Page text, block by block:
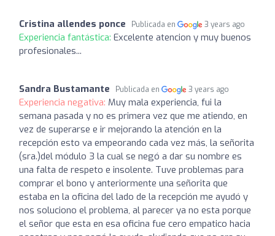
Cristina allendes ponce Publicada en 3 years ago
Experiencia fantástica: Excelente atencion y muy buenos
profesionales...
Sandra Bustamante Publicada en 3 years ago
Experiencia negativa: Muy mala experiencia, fui la
semana pasada y no es primera vez que me atiendo, en
vez de superarse e ir mejorando la atención en la
recepción esto va empeorando cada vez más, la señorita
(sra.)del módulo 3 la cual se negó a dar su nombre es
una falta de respeto e insolente. Tuve problemas para
comprar el bono y anteriormente una señorita que
estaba en la oficina del lado de la recepción me ayudó y
nos soluciono el problema, al parecer ya no esta porque
el señor que esta en esa oficina fue cero empatico hacia